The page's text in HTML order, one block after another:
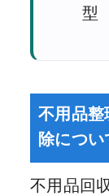
型
不用品
除につい
不用品回